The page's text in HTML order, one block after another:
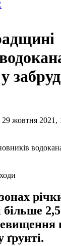
жовтня 2021,
ґрунті.